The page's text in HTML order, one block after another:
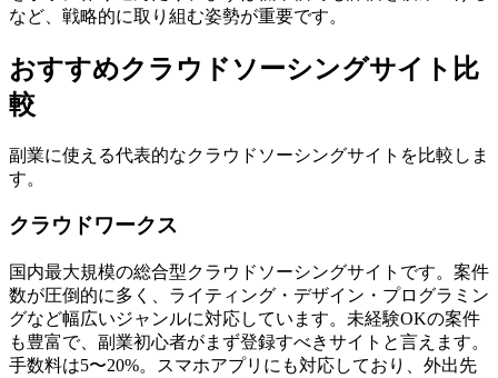
など、戦略的に取り組む姿勢が重要です。
おすすめクラウドソーシングサイト比
較
副業に使える代表的なクラウドソーシングサイトを比較しま
す。
クラウドワークス
国内最大規模の総合型クラウドソーシングサイトです。案件
数が圧倒的に多く、ライティング・デザイン・プログラミン
グなど幅広いジャンルに対応しています。未経験OKの案件
も豊富で、副業初心者がまず登録すべきサイトと言えます。
手数料は5〜20%。スマホアプリにも対応しており、外出先